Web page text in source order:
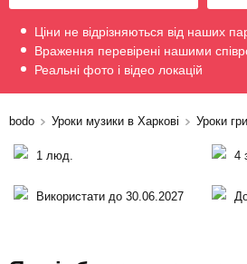
Ціни не відрізняються від наших
Враження перевірені нашими
Реальні фото і відео локацій
bodo Уроки музики в Харкові Уроки
1 люд. 4
Використати до 30.06.2027